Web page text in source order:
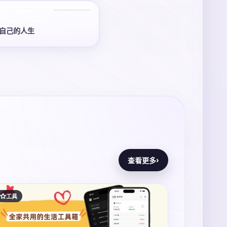
己的人生
查看更多›
工具